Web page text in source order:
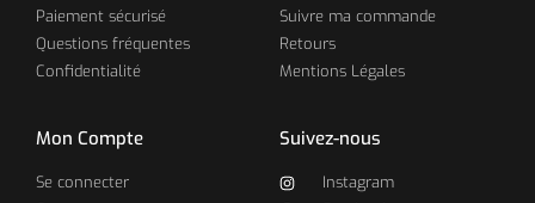
Paiement sécurisé
Questions fréquentes
Confidentialité
Suivre ma commande
Retours
Mentions Légales
Mon Compte
Se connecter
Suivez-nous
Instagram